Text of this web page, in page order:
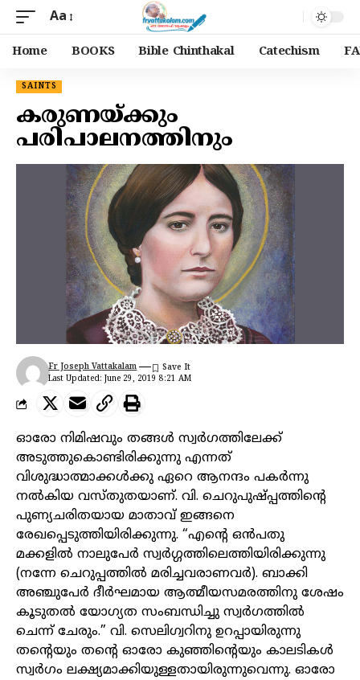
Aa
Home BOOKS Bible Chinthakal Catechism
SAINTS
കരുണയ്ക്കും
പരിപാലനത്തിനും
Last Updated: June 29, 2019 8:21 AM
Fr Joseph Vattakalam
ഓരോ നിമിഷവും തങ്ങൾ സ്വർഗത്തിലേക്ക്
അടുത്തുകൊണ്ടിരിക്കുന്നു എന്നത്
വിശുദ്ധാത്മാക്കൾക്കു ഏറെ ആനന്ദം പകർന്നു
നൽകിയ വസ്തുതയാണ്. വി. ചെറുപുഷ്പ്പത്തിന്റെ
പുണ്യചരിതയായ മാതാവ് ഇങ്ങനെ
രേഖപ്പെടുത്തിയിരിക്കുന്നു. “എന്റെ ഒൻപതു
മക്കളിൽ നാലുപേർ സ്വർഗ്ഗത്തിലെത്തിയിരിക്കുന്നു
(നന്നേ ചെറുപ്പത്തിൽ മരിച്ചവരാണവർ). ബാക്കി
അഞ്ചുപേർ ദീർഘമായ ആത്മീയസമരത്തിനു ശേഷം
കൂടുതൽ യോഗ്യത സംബന്ധിച്ചു സ്വർഗത്തിൽ
ചെന്ന് ചേരും.” വി. സെലിഗ്വറിനു ഉറപ്പായിരുന്നു
തന്റെയും തന്റെ ഓരോ കുഞ്ഞിന്റെയും കാലടികൾ
സ്വർഗം ലക്ഷ്യമാക്കിയുള്ളതായിരുന്നുവെന്നു. ഓരോ